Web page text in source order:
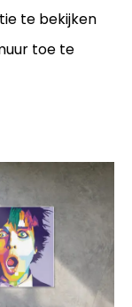
te bekijken
toe te